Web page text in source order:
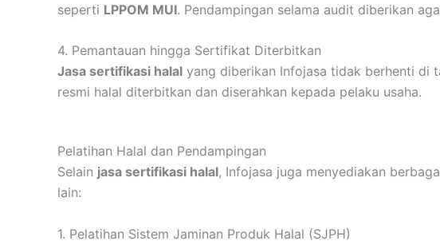
seperti LPPOM MUI. Pendampingan selama audit diberikan
4. Pemantauan hingga Sertifikat Diterbitkan
Jasa sertifikasi halal yang diberikan Infojasa tidak berhenti di
resmi halal diterbitkan dan diserahkan kepada pelaku usaha.
Pelatihan Halal dan Pendampingan
Selain jasa sertifikasi halal, Infojasa juga menyediakan
lain:
1. Pelatihan Sistem Jaminan Produk Halal (SJPH)